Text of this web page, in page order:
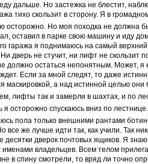
дальше. Но застежка не блестит,
тихо скользит в сторону. Я в
осторожно. Но моя походка не должна
оставил в парке свою машину и иду
гаража я поднимаюсь на самый
дверь не стучит, ни лифт не
должно остаться непонятным. Может, я
Если за мной следят, то даже
маскировкой, а над истинной целью
лифты так и замерли в шахтах, и по
я осторожно спускаюсь вниз по
пола только внешними рантами
все же лучше идти так, как учили. Так
десятки дверок почтовых ящиков. Я
именами владельцев. Всем телом
в спину смотрели, то вряд ли точно